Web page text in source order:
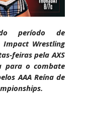
WWE regista
revela como
da empresa
período de
Impact Wrestling
feiras pela AXS
para o combate
AAA Reína de